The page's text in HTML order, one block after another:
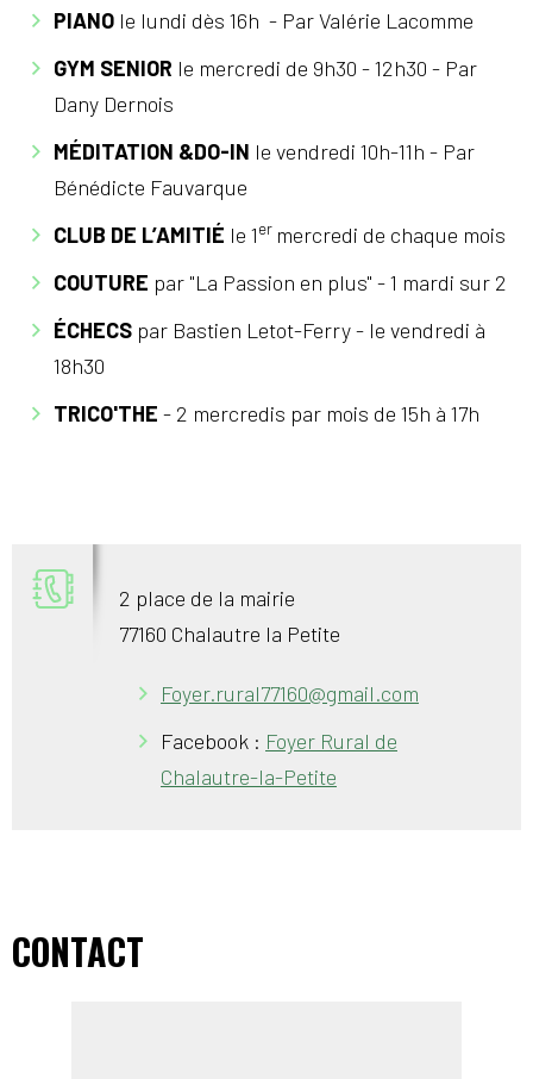
PIANO le lundi dès 16h - Par Valérie Lacomme
GYM SENIOR le mercredi de 9h30 - 12h30 - Par
Dany Dernois
MÉDITATION &DO-IN le vendredi 10h-11h - Par
Bénédicte Fauvarque
CLUB DE L’AMITIÉ le 1er mercredi de chaque mois
COUTURE par "La Passion en plus" - 1 mardi sur 2
ÉCHECS par Bastien Letot-Ferry - le vendredi à
18h30
TRICO'THE - 2 mercredis par mois de 15h à 17h
2 place de la mairie
77160 Chalautre la Petite
Foyer.rural77160@gmail.com
Facebook : Foyer Rural de
Chalautre-la-Petite
CONTACT